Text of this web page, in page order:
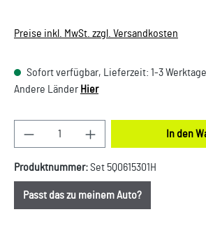
Preise inkl. MwSt. zzgl. Versandkosten
Sofort verfügbar, Lieferzeit: 1-3
Andere Länder Hier
Produkt Anzahl: Gib den In den
Produktnummer:Set 5Q0615301H
Passt das zu meinem Auto?